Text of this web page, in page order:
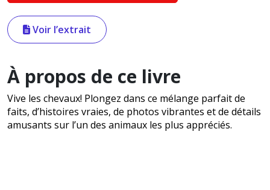
Voir l’extrait
À propos de ce livre
Vive les chevaux! Plongez dans ce mélange parfait de
faits, d’histoires vraies, de photos vibrantes et de détails
amusants sur l’un des animaux les plus appréciés.